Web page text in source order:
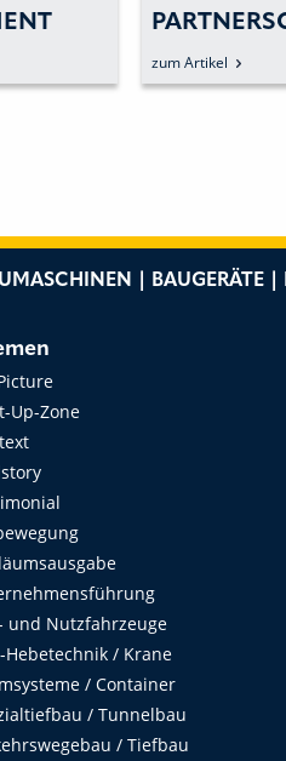
BEI
zum Artikel
| BAUGERÄTE |
Up-Zone
und Nutzfahrzeuge
Hebetechnik / Krane
/ Container
/ Tunnelbau
/ Tiefbau